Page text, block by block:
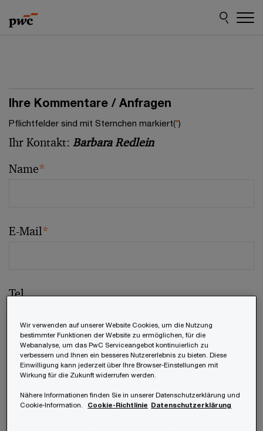
to
content
to
footer
Ihre Kommentare / Anfragen
Pflichtfelder sind mit Sternchen markiert(*)
Ihr Kontakt: Barbara Redlein
Name*
E-Mail*
Tel.
Unternehmen
Wir verwenden auf unserer Website Cookies, um die Nutzung
bestimmter Funktionen der Website zu ermöglichen, für die
Webanalyse, um das PwC Serviceangebot kontinuierlich zu
verbessern und Ihnen ein besseres Nutzererlebnis zu bieten. Diese
Einwilligung kann jederzeit über Ihre Browser-Einstellungen mit
Wirkung für die Zukunft widerrufen werden.
Nähere Informationen finden Sie in unserer Datenschutzerklärung und
Cookie-Information.
Cookie-Richtlinie Datenschutzerklärung